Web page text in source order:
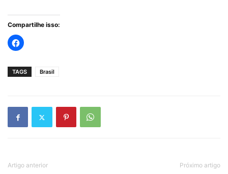
Compartilhe isso:
TAGS Brasil
Artigo anterior Próximo artigo